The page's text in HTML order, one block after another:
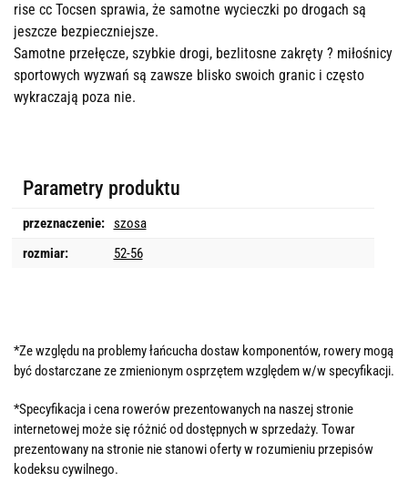
rise cc Tocsen sprawia, że samotne wycieczki po drogach są
jeszcze bezpieczniejsze.
Samotne przełęcze, szybkie drogi, bezlitosne zakręty ? miłośnicy
sportowych wyzwań są zawsze blisko swoich granic i często
wykraczają poza nie.
Parametry produktu
przeznaczenie: szosa
rozmiar:
52-56
*Ze względu na problemy łańcucha dostaw komponentów, rowery mogą
być dostarczane ze zmienionym osprzętem względem w/w specyfikacji.
*Specyfikacja i cena rowerów prezentowanych na naszej stronie
internetowej może się różnić od dostępnych w sprzedaży. Towar
prezentowany na stronie nie stanowi oferty w rozumieniu przepisów
kodeksu cywilnego.